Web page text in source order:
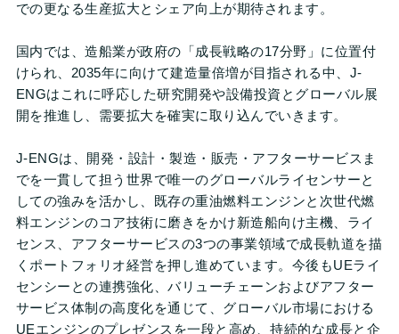
での更なる生産拡大とシェア向上が期待されます。
国内では、造船業が政府の「成長戦略の17分野」に位置付
けられ、2035年に向けて建造量倍増が目指される中、J-
ENGはこれに呼応した研究開発や設備投資とグローバル展
開を推進し、需要拡大を確実に取り込んでいきます。
J-ENGは、開発・設計・製造・販売・アフターサービスま
でを一貫して担う世界で唯一のグローバルライセンサーと
しての強みを活かし、既存の重油燃料エンジンと次世代燃
料エンジンのコア技術に磨きをかけ新造船向け主機、ライ
センス、アフターサービスの3つの事業領域で成長軌道を描
くポートフォリオ経営を押し進めています。今後もUEライ
センシーとの連携強化、バリューチェーンおよびアフター
サービス体制の高度化を通じて、グローバル市場における
UEエンジンのプレゼンスを一段と高め、持続的な成長と企